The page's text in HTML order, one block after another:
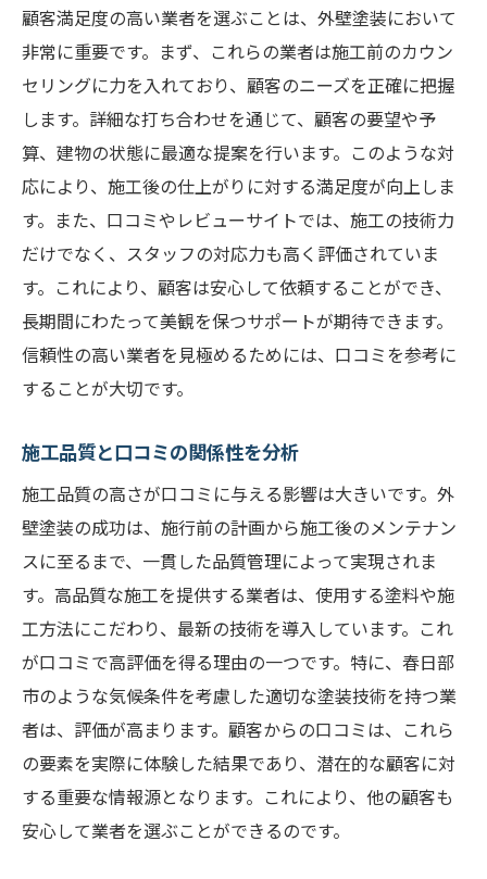
外壁塗装の選び方春日部市の最新口コミから学
ぶ
口コミを活用した賢い業者選びのコツ
最新のユーザー体験から学ぶ選び方
評判の良い業者が提供するメリットとは
口コミで確認する施工後のトラブル事例
春日部市特有の塗装ニーズを反映した選択
口コミを元にした見積もりの取り方
春日部市で外壁塗装を成功させるための重要な
ポイント
成功する外壁塗装のための準備ステップ
成功事例から学ぶ効果的な塗装方法
外壁塗装における保証とアフターサービス
気候に応じた塗料選びのポイント
成功を左右する業者とのコミュニケーショ
ン
信頼できる外壁塗装業者を選ぶ春日部市のヒン
地域密着型業者のメリットと選び方
信頼性を見極めるための具体的な質問
認定資格と施工実績の確認ポイント
春日部市内での長年の実績と評判を探る
顧客満足度の高い業者を選ぶことは、外壁塗装において
非常に重要です。まず、これらの業者は施工前のカウン
セリングに力を入れており、顧客のニーズを正確に把握
します。詳細な打ち合わせを通じて、顧客の要望や予
算、建物の状態に最適な提案を行います。このような対
応により、施工後の仕上がりに対する満足度が向上しま
す。また、口コミやレビューサイトでは、施工の技術力
だけでなく、スタッフの対応力も高く評価されていま
す。これにより、顧客は安心して依頼することができ、
長期間にわたって美観を保つサポートが期待できます。
信頼性の高い業者を見極めるためには、口コミを参考に
することが大切です。
施工品質と口コミの関係性を分析
施工品質の高さが口コミに与える影響は大きいです。外
壁塗装の成功は、施行前の計画から施工後のメンテナン
スに至るまで、一貫した品質管理によって実現されま
す。高品質な施工を提供する業者は、使用する塗料や施
工方法にこだわり、最新の技術を導入しています。これ
が口コミで高評価を得る理由の一つです。特に、春日部
市のような気候条件を考慮した適切な塗装技術を持つ業
者は、評価が高まります。顧客からの口コミは、これら
の要素を実際に体験した結果であり、潜在的な顧客に対
する重要な情報源となります。これにより、他の顧客も
安心して業者を選ぶことができるのです。